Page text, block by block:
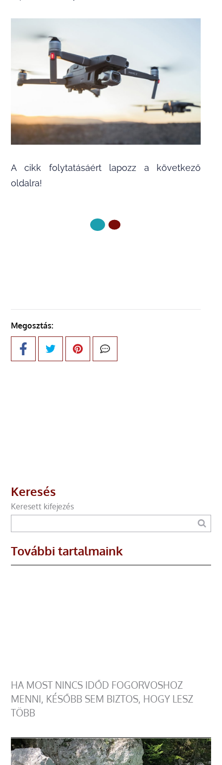
A cikk folytatásáért lapozz a következő
oldalra!
Megosztás:
Keresés
Keresett kifejezés
További tartalmaink
HA MOST NINCS IDŐD FOGORVOSHOZ
MENNI, KÉSŐBB SEM BIZTOS, HOGY LESZ
TÖBB